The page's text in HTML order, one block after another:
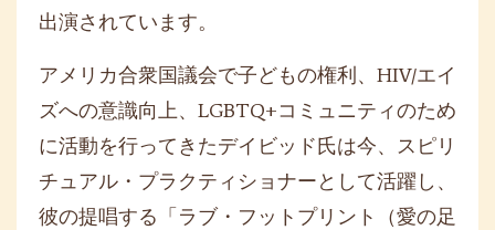
出演されています。
アメリカ合衆国議会で子どもの権利、HIV/エイ
ズへの意識向上、LGBTQ+コミュニティのため
に活動を行ってきたデイビッド氏は今、スピリ
チュアル・プラクティショナーとして活躍し、
彼の提唱する「ラブ・フットプリント（愛の足